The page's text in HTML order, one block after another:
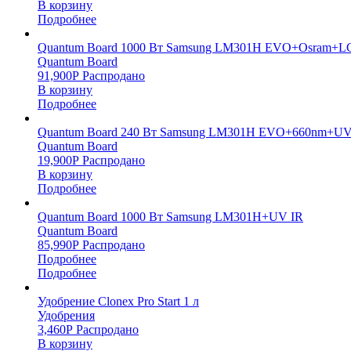
В корзину
Подробнее
Quantum Board 1000 Вт Samsung LM301H
Quantum Board
91,900Р Распродано
В корзину
Подробнее
Quantum Board 240 Вт Samsung LM301H
Quantum Board
19,900Р Распродано
В корзину
Подробнее
Quantum Board 1000 Вт Samsung LM301H+UV IR
Quantum Board
85,990Р Распродано
Подробнее
Подробнее
Удобрение Clonex Pro Start 1 л
Удобрения
3,460Р Распродано
В корзину